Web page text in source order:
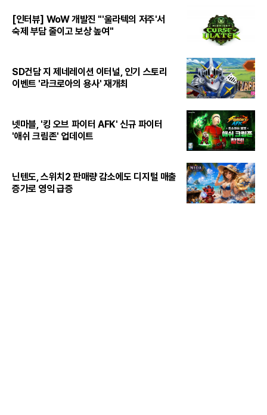
[인터뷰] WoW 개발진 "'울라텍의 저주'서
숙제 부담 줄이고 보상 높여"
SD건담 지 제네레이션 이터널, 인기 스토리
이벤트 '라크로아의 용사' 재개최
넷마블, '킹 오브 파이터 AFK' 신규 파이터
'애쉬 크림존' 업데이트
닌텐도, 스위치2 판매량 감소에도 디지털 매출
증가로 영익 급증